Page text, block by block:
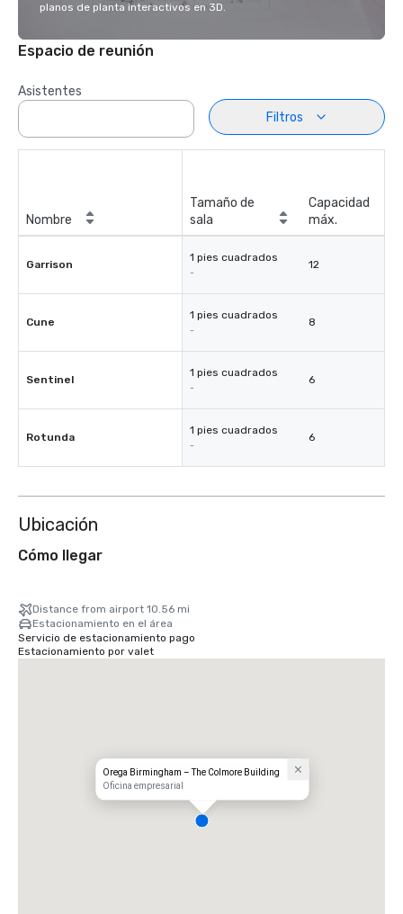
planos de planta interactivos en 3D.
Espacio de reunión
Asistentes
Filtros
Nombre
Tamaño de
sala
Capacidad
máx.
Garrison
1 pies cuadrados
-
12
Cune
1 pies cuadrados
-
8
Sentinel
1 pies cuadrados
-
6
Rotunda
1 pies cuadrados
-
6
Ubicación
Cómo llegar
Distance from airport 10.56 mi
Estacionamiento en el área
Servicio de estacionamiento pago
Estacionamiento por valet
Orega Birmingham – The Colmore Building
Oficina empresarial